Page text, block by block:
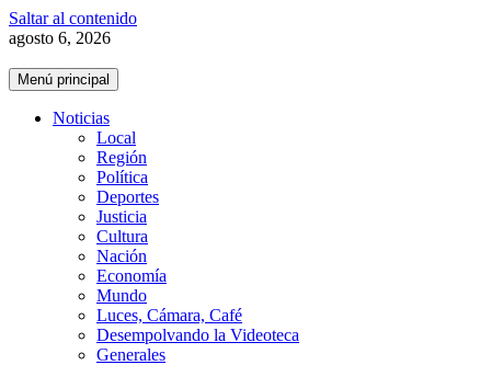
Saltar al contenido
agosto 6, 2026
Menú principal
Noticias
Local
Región
Política
Deportes
Justicia
Cultura
Nación
Economía
Mundo
Luces, Cámara, Café
Desempolvando la Videoteca
Generales